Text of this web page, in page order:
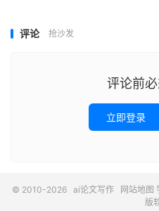
评论 抢沙发
评论前必
立即登录
© 2010-2026 ai论文写作 网站地图
版